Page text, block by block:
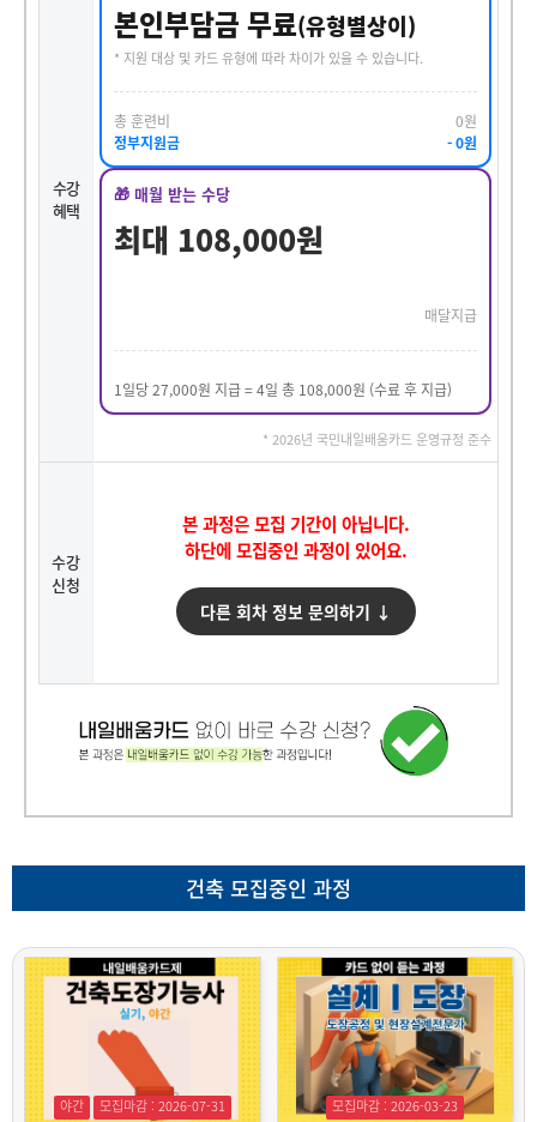
수강
혜택
본인부담금 무료(유형별상이)
* 지원 대상 및 카드 유형에 따라 차이가 있을 수 있습니다.
총 훈련비
0원
정부지원금
- 0원
🎁 매월 받는 수당
최대 108,000원
매달지급
1일당 27,000원 지급 = 4일 총 108,000원 (수료 후 지급)
* 2026년 국민내일배움카드 운영규정 준수
수강
신청
본 과정은 모집 기간이 아닙니다.
하단에 모집중인 과정이 있어요.
다른 회차 정보 문의하기 ↓
건축 모집중인 과정
야간
모집마감 : 2026-07-31
모집마감 : 2026-03-23